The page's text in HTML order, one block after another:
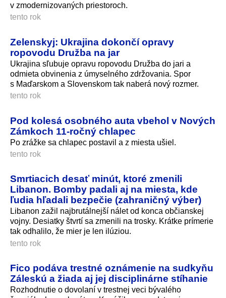
v zmodernizovaných priestoroch.
tento rok
Zelenskyj: Ukrajina dokončí opravy
ropovodu Družba na jar
Ukrajina sľubuje opravu ropovodu Družba do jari a
odmieta obvinenia z úmyselného zdržovania. Spor
s Maďarskom a Slovenskom tak naberá nový rozmer.
tento rok
Pod kolesá osobného auta vbehol v Nových
Zámkoch 11-ročný chlapec
Po zrážke sa chlapec postavil a z miesta ušiel.
tento rok
Smrtiacich desať minút, ktoré zmenili
Libanon. Bomby padali aj na miesta, kde
ľudia hľadali bezpečie (zahraničný výber)
Libanon zažil najbrutálnejší nálet od konca občianskej
vojny. Desiatky štvrtí sa zmenili na trosky. Krátke prímerie
tak odhalilo, že mier je len ilúziou.
tento rok
Fico podáva trestné oznámenie na sudkyňu
Záleskú a žiada aj jej disciplinárne stíhanie
Rozhodnutie o dovolaní v trestnej veci bývalého